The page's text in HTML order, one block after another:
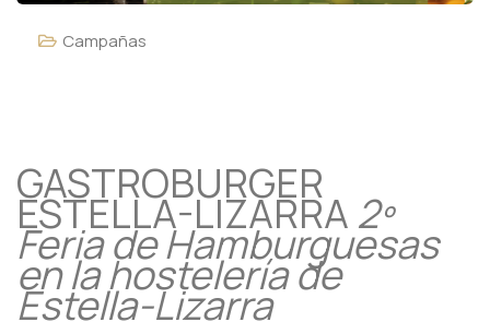
Campañas
GASTROBURGER
ESTELLA-LIZARRA 2º
Feria de Hamburguesas
en la hostelería de
Estella-Lizarra